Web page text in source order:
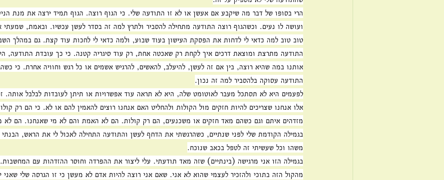
הרי בסופו של דבר מה שיקבע אם אעשן או לא זו התודעה שלי. כי הגוף רוצה. הגוף תמיד ירצה את מנת
ועושה לו נעים. וכשהגוף רוצה התודעה מתחילה להסביר ולתרץ למה זה בסדר לעשן עכשיו. ובאמת,
טוב טוב למה כדאי לי לדחות את הפסקת העישון בעוד שבוע, ולמה כדאי לי לחכות עוד קצת. גם במהלך
התודעה מתרצת ומוצאת דרכים איך לקחת רק שאכטה אחת, רק עוד סיגריה קטנה. כי כך עובדת התודעה,
אותנו במה שהיא רוצה, בין אם זה לעשן, להיעלב, להאשים, להרגיש אשמים או כל רגש וחוויה אחרת. כי
התודעה עסוקה בלהסביר למה זה נכון.
לפעמים היא לא תסתכל מעבר לאוטומט שלה, היא לא תראה עוד אפשרויות או תיתן לעובדות לבלבל אותה.
אלו אנחנו שצריכים להיות חזקים מול הקולות ולהחליט האם אנחנו רוצים להאמין להם או לא. כי הם רק
מזדהים איתם וגם כשהם מאד חזקים או משכנעים, הם רק קולות. הם לא האמת והם לא מי שאנחנו. הם לא
בגמילה הקודמת שלי לפני שנתיים, כשהרגשתי את הדחף לעשן והתודעה התחילה לאכול לי את הראש, הבנתי
משהו וכל שעשיתי זה לטפל בכאב שנוכח.
בגמילה הזו אני מרגישה (בינתיים) שזה מאד תודעתי. עלי ליצור את ההפרדה וחוסר ההזדהות עם המחשבות.
מהקול הזה בתוכי ולהזכיר לעצמי שהוא לא אני. שאם אני רוצה להיות אדם לא מעשן כי זו הגרסה שלי שאני